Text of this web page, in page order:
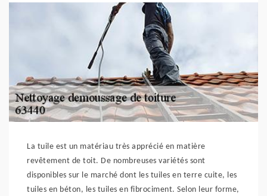
La tuile est un matériau très apprécié en matière
revêtement de toit. De nombreuses variétés sont
disponibles sur le marché dont les tuiles en terre cuite, les
tuiles en béton, les tuiles en fibrociment. Selon leur forme,